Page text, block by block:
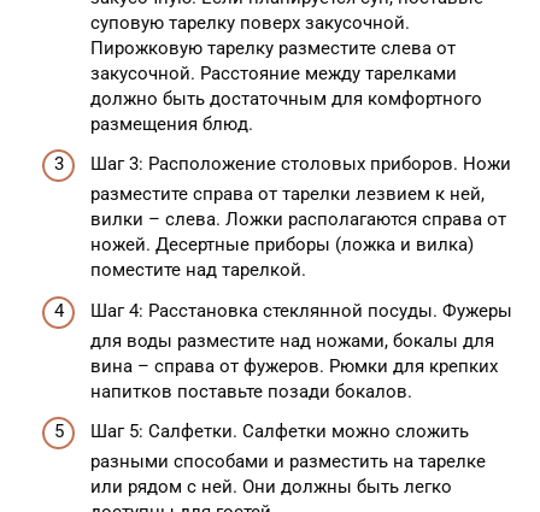
суповую тарелку поверх закусочной.
Пирожковую тарелку разместите слева от
закусочной. Расстояние между тарелками
должно быть достаточным для комфортного
размещения блюд.
Шаг 3: Расположение столовых приборов. Ножи
разместите справа от тарелки лезвием к ней,
вилки – слева. Ложки располагаются справа от
ножей. Десертные приборы (ложка и вилка)
поместите над тарелкой.
Шаг 4: Расстановка стеклянной посуды. Фужеры
для воды разместите над ножами, бокалы для
вина – справа от фужеров. Рюмки для крепких
напитков поставьте позади бокалов.
Шаг 5: Салфетки. Салфетки можно сложить
разными способами и разместить на тарелке
или рядом с ней. Они должны быть легко